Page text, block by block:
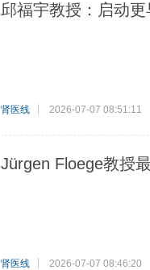
邱福宇教授：启动
肾医线 2026-07-07 08:51:11
Jürgen Floege教授
肾医线 2026-07-07 08:46:20